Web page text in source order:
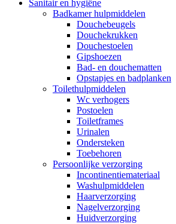
Sanitair en hygiëne
Badkamer hulpmiddelen
Douchebeugels
Douchekrukken
Douchestoelen
Gipshoezen
Bad- en douchematten
Opstapjes en badplanken
Toilethulpmiddelen
Wc verhogers
Postoelen
Toiletframes
Urinalen
Ondersteken
Toebehoren
Persoonlijke verzorging
Incontinentiemateriaal
Washulpmiddelen
Haarverzorging
Nagelverzorging
Huidverzorging